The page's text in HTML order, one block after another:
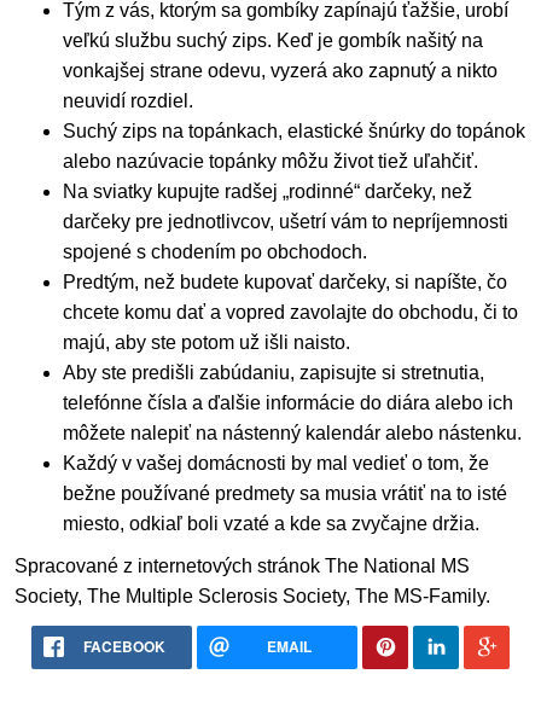
Tým z vás, ktorým sa gombíky zapínajú ťažšie, urobí
veľkú službu suchý zips. Keď je gombík našitý na
vonkajšej strane odevu, vyzerá ako zapnutý a nikto
neuvidí rozdiel.
Suchý zips na topánkach, elastické šnúrky do topánok
alebo nazúvacie topánky môžu život tiež uľahčiť.
Na sviatky kupujte radšej „rodinné“ darčeky, než
darčeky pre jednotlivcov, ušetrí vám to nepríjemnosti
spojené s chodením po obchodoch.
Predtým, než budete kupovať darčeky, si napíšte, čo
chcete komu dať a vopred zavolajte do obchodu, či to
majú, aby ste potom už išli naisto.
Aby ste predišli zabúdaniu, zapisujte si stretnutia,
telefónne čísla a ďalšie informácie do diára alebo ich
môžete nalepiť na nástenný kalendár alebo nástenku.
Každý v vašej domácnosti by mal vedieť o tom, že
bežne používané predmety sa musia vrátiť na to isté
miesto, odkiaľ boli vzaté a kde sa zvyčajne držia.
Spracované z internetových stránok The National MS
Society, The Multiple Sclerosis Society, The MS-Family.
FACEBOOK EMAIL